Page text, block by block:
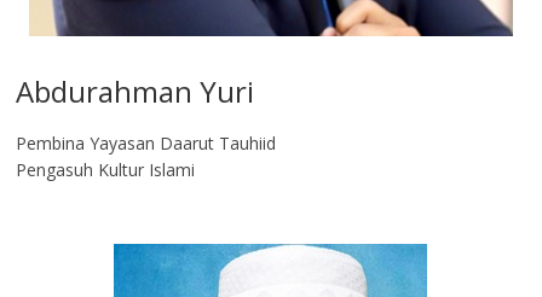
Abdurahman Yuri
Pembina Yayasan Daarut Tauhiid
Pengasuh Kultur Islami